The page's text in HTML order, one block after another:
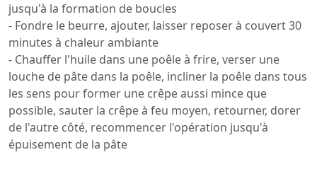
jusqu'à la formation de boucles
- Fondre le beurre, ajouter, laisser reposer à couvert 30
minutes à chaleur ambiante
- Chauffer l'huile dans une poêle à frire, verser une
louche de pâte dans la poêle, incliner la poêle dans tous
les sens pour former une crêpe aussi mince que
possible, sauter la crêpe à feu moyen, retourner, dorer
de l'autre côté, recommencer l'opération jusqu'à
épuisement de la pâte